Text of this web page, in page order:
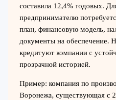
составила 12,4% годовых.
предпринимателю
план, финансовую модель,
документы на обеспечение.
кредитуют компании с
прозрачной историей.
Пример: компания по
Воронежа, существующая с